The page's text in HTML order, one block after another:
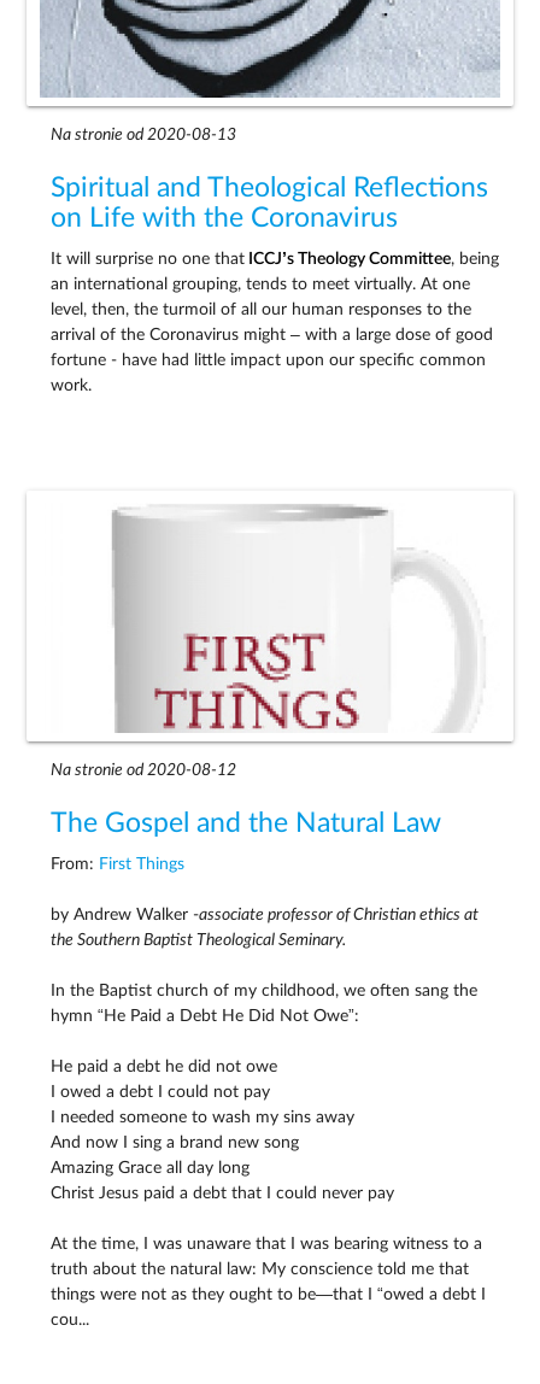
Na stronie od 2020-08-13
Spiritual and Theological Reflections
on Life with the Coronavirus
It will surprise no one that ICCJ’s Theology Committee, being
an international grouping, tends to meet virtually. At one
level, then, the turmoil of all our human responses to the
arrival of the Coronavirus might – with a large dose of good
fortune - have had little impact upon our specific common
work.
Na stronie od 2020-08-12
The Gospel and the Natural Law
From: First Things
by Andrew Walker -associate professor of Christian ethics at
the Southern Baptist Theological Seminary.
In the Baptist church of my childhood, we often sang the
hymn “He Paid a Debt He Did Not Owe”:
He paid a debt he did not owe
I owed a debt I could not pay
I needed someone to wash my sins away
And now I sing a brand new song
Amazing Grace all day long
Christ Jesus paid a debt that I could never pay
At the time, I was unaware that I was bearing witness to a
truth about the natural law: My conscience told me that
things were not as they ought to be—that I “owed a debt I
cou...